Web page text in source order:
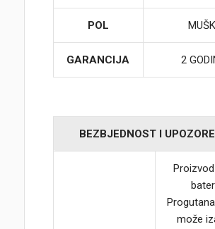
POL MUŠKI
GARANCIJA 2
BEZBJEDNOST I
može